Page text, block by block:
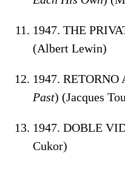
1947. THE
(Albert Lewin)
1947. RETORNO
Past) (Jacques
1947. DOBLE
Cukor)